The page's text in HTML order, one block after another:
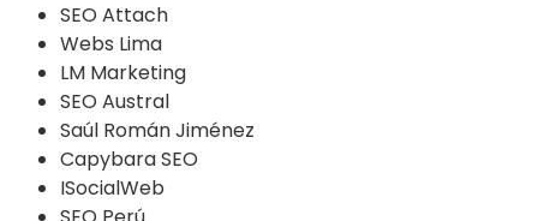
SEO Attach
Webs Lima
LM Marketing
SEO Austral
Saúl Román Jiménez
Capybara SEO
ISocialWeb